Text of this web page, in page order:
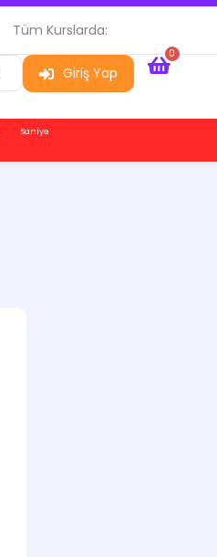
Tüm Kurslarda:
Giriş Yap
0
Saniye